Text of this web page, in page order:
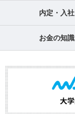
内定・入社
お金の知識